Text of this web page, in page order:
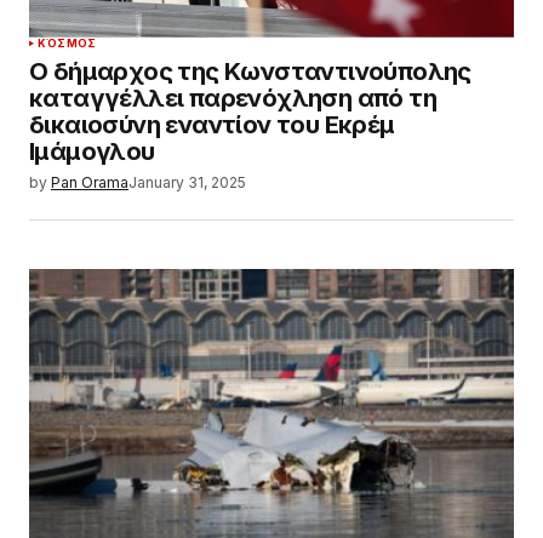
ΚΌΣΜΟΣ
Ο δήμαρχος της Κωνσταντινούπολης
καταγγέλλει παρενόχληση από τη
δικαιοσύνη εναντίον του Εκρέμ
Ιμάμογλου
by Pan OramaJanuary 31, 2025